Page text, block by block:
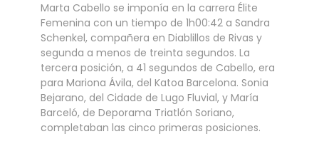
Marta Cabello se imponía en la carrera Élite
Femenina con un tiempo de 1h00:42 a Sandra
Schenkel, compañera en Diablillos de Rivas y
segunda a menos de treinta segundos. La
tercera posición, a 41 segundos de Cabello, era
para Mariona Ávila, del Katoa Barcelona. Sonia
Bejarano, del Cidade de Lugo Fluvial, y María
Barceló, de Deporama Triatlón Soriano,
completaban las cinco primeras posiciones.